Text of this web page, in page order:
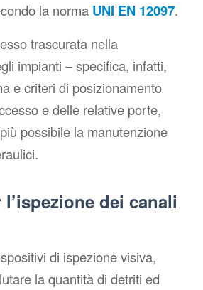
la norma UNI EN 12097.
trascurata nella
impianti – specifica, infatti,
e criteri di posizionamento
e delle relative porte,
possibile la manutenzione
dei canali
di ispezione visiva,
la quantità di detriti ed